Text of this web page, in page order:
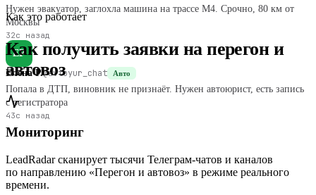
Нужен эвакуатор, заглохла машина на трассе М4. Срочно, 80 км от
Москвы
32с назад
ЕР
Елена Р.@avtoyur_chat Авто
Попала в ДТП, виновник не признаёт. Нужен автоюрист, есть запись
с регистратора
43с назад
Как это работает
Как получить заявки на перегон и
автовоз
Мониторинг
LeadRadar сканирует тысячи Телеграм‑чатов и каналов
по направлению «Перегон и автовоз» в режиме реального
времени.